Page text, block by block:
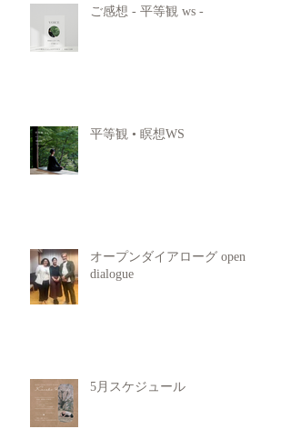
ご感想 - 平等観 ws -
平等観 • 瞑想WS
オープンダイアローグ open
dialogue
5月スケジュール